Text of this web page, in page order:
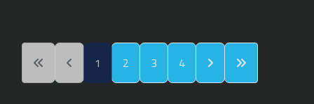
1 2 3 4